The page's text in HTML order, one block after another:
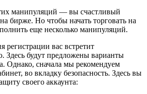
манипуляций — вы счастливый
бирже. Но чтобы начать торговать на
еще несколько манипуляций.
регистрации вас встретит
Здесь будут предложены варианты
Однако, сначала мы рекомендуем
во вкладку безопасность. Здесь вы
своего аккаунта: